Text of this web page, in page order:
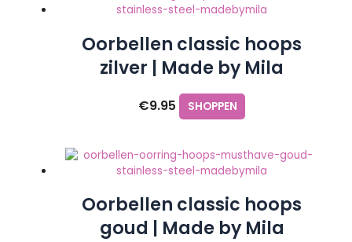
Oorbellen classic hoops
zilver | Made by Mila
€9.95 SHOPPEN
Oorbellen classic hoops
goud | Made by Mila